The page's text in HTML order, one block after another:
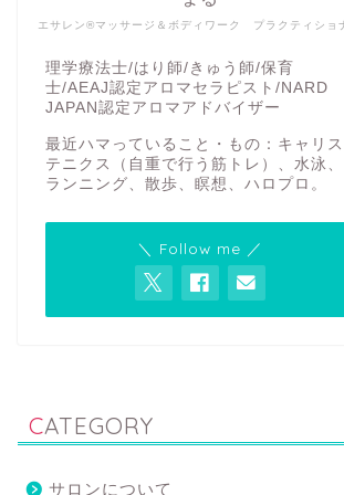
エサレン®マッサージ＆ボディワーク プラクティショ
理学療法士/はり師/きゅう師/保育
士/AEAJ認定アロマセラピスト/NARD
JAPAN認定アロマアドバイザー
最近ハマっていること・もの：キャリス
テニクス（自重で行う筋トレ）、水泳、
ランニング、散歩、瞑想、ハロプロ。
＼ Follow me ／
CATEGORY
サロンについて